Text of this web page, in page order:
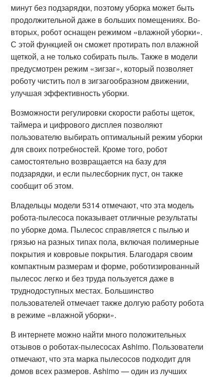
минут без подзарядки, поэтому уборка может быть
продолжительной даже в больших помещениях. Во-
вторых, робот оснащен режимом «влажной уборки».
С этой функцией он сможет протирать пол влажной
щеткой, а не только собирать пыль. Также в модели
предусмотрен режим «зигзаг», который позволяет
роботу чистить пол в зигзагообразном движении,
улучшая эффективность уборки.
Возможности регулировки скорости работы щеток,
таймера и цифрового дисплея позволяют
пользователю выбирать оптимальный режим уборки
для своих потребностей. Кроме того, робот
самостоятельно возвращается на базу для
подзарядки, и если пылесборник пуст, он также
сообщит об этом.
Владельцы модели 5314 отмечают, что эта модель
робота-пылесоса показывает отличные результаты
по уборке дома. Пылесос справляется с пылью и
грязью на разных типах пола, включая полимерные
покрытия и ковровые покрытия. Благодаря своим
компактным размерам и форме, роботизированный
пылесос легко и без труда пользуется даже в
труднодоступных местах. Большинство
пользователей отмечает также долгую работу робота
в режиме «влажной уборки».
В интернете можно найти много положительных
отзывов о роботах-пылесосах Ashimo. Пользователи
отмечают, что эта марка пылесосов подходит для
домов всех размеров. Ashimo — один из лучших